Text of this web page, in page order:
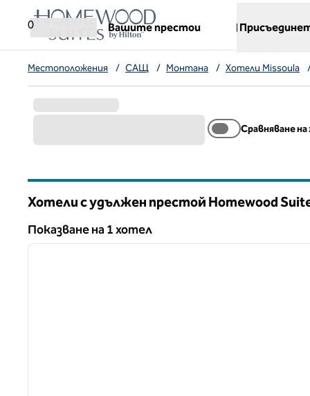
Прескачане към съдържанието
0
Вашите престои
,отваря нов раздел
Местоположения / САЩ / Монтана / Хотели Missoula
Сравняване
Хотели с удължен престой Homewood
Показване на 1 хотел
Показване на 1 хотел
1 от 12